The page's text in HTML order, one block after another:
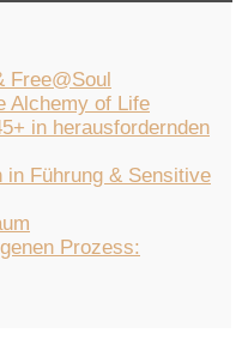
Free@Soul
Alchemy of Life
in herausfordernden
in Führung & Sensitive
Prozess: